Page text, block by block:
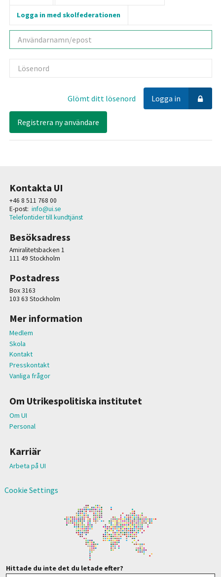
Logga in med skolfederationen
Användarnamn
Lösenord
Logga in
Glömt ditt lösenord
Registrera ny användare
Kontakta UI
+46 8 511 768 00
E-post: info@ui.se
Telefontider till kundtjänst
Besöksadress
Amiralitetsbacken 1
111 49 Stockholm
Postadress
Box 3163
103 63 Stockholm
Mer information
Medlem
Skola
Kontakt
Presskontakt
Vanliga frågor
Om Utrikespolitiska institutet
Om UI
Personal
Karriär
Arbeta på UI
Cookie Settings
Hittade du inte det du letade efter?